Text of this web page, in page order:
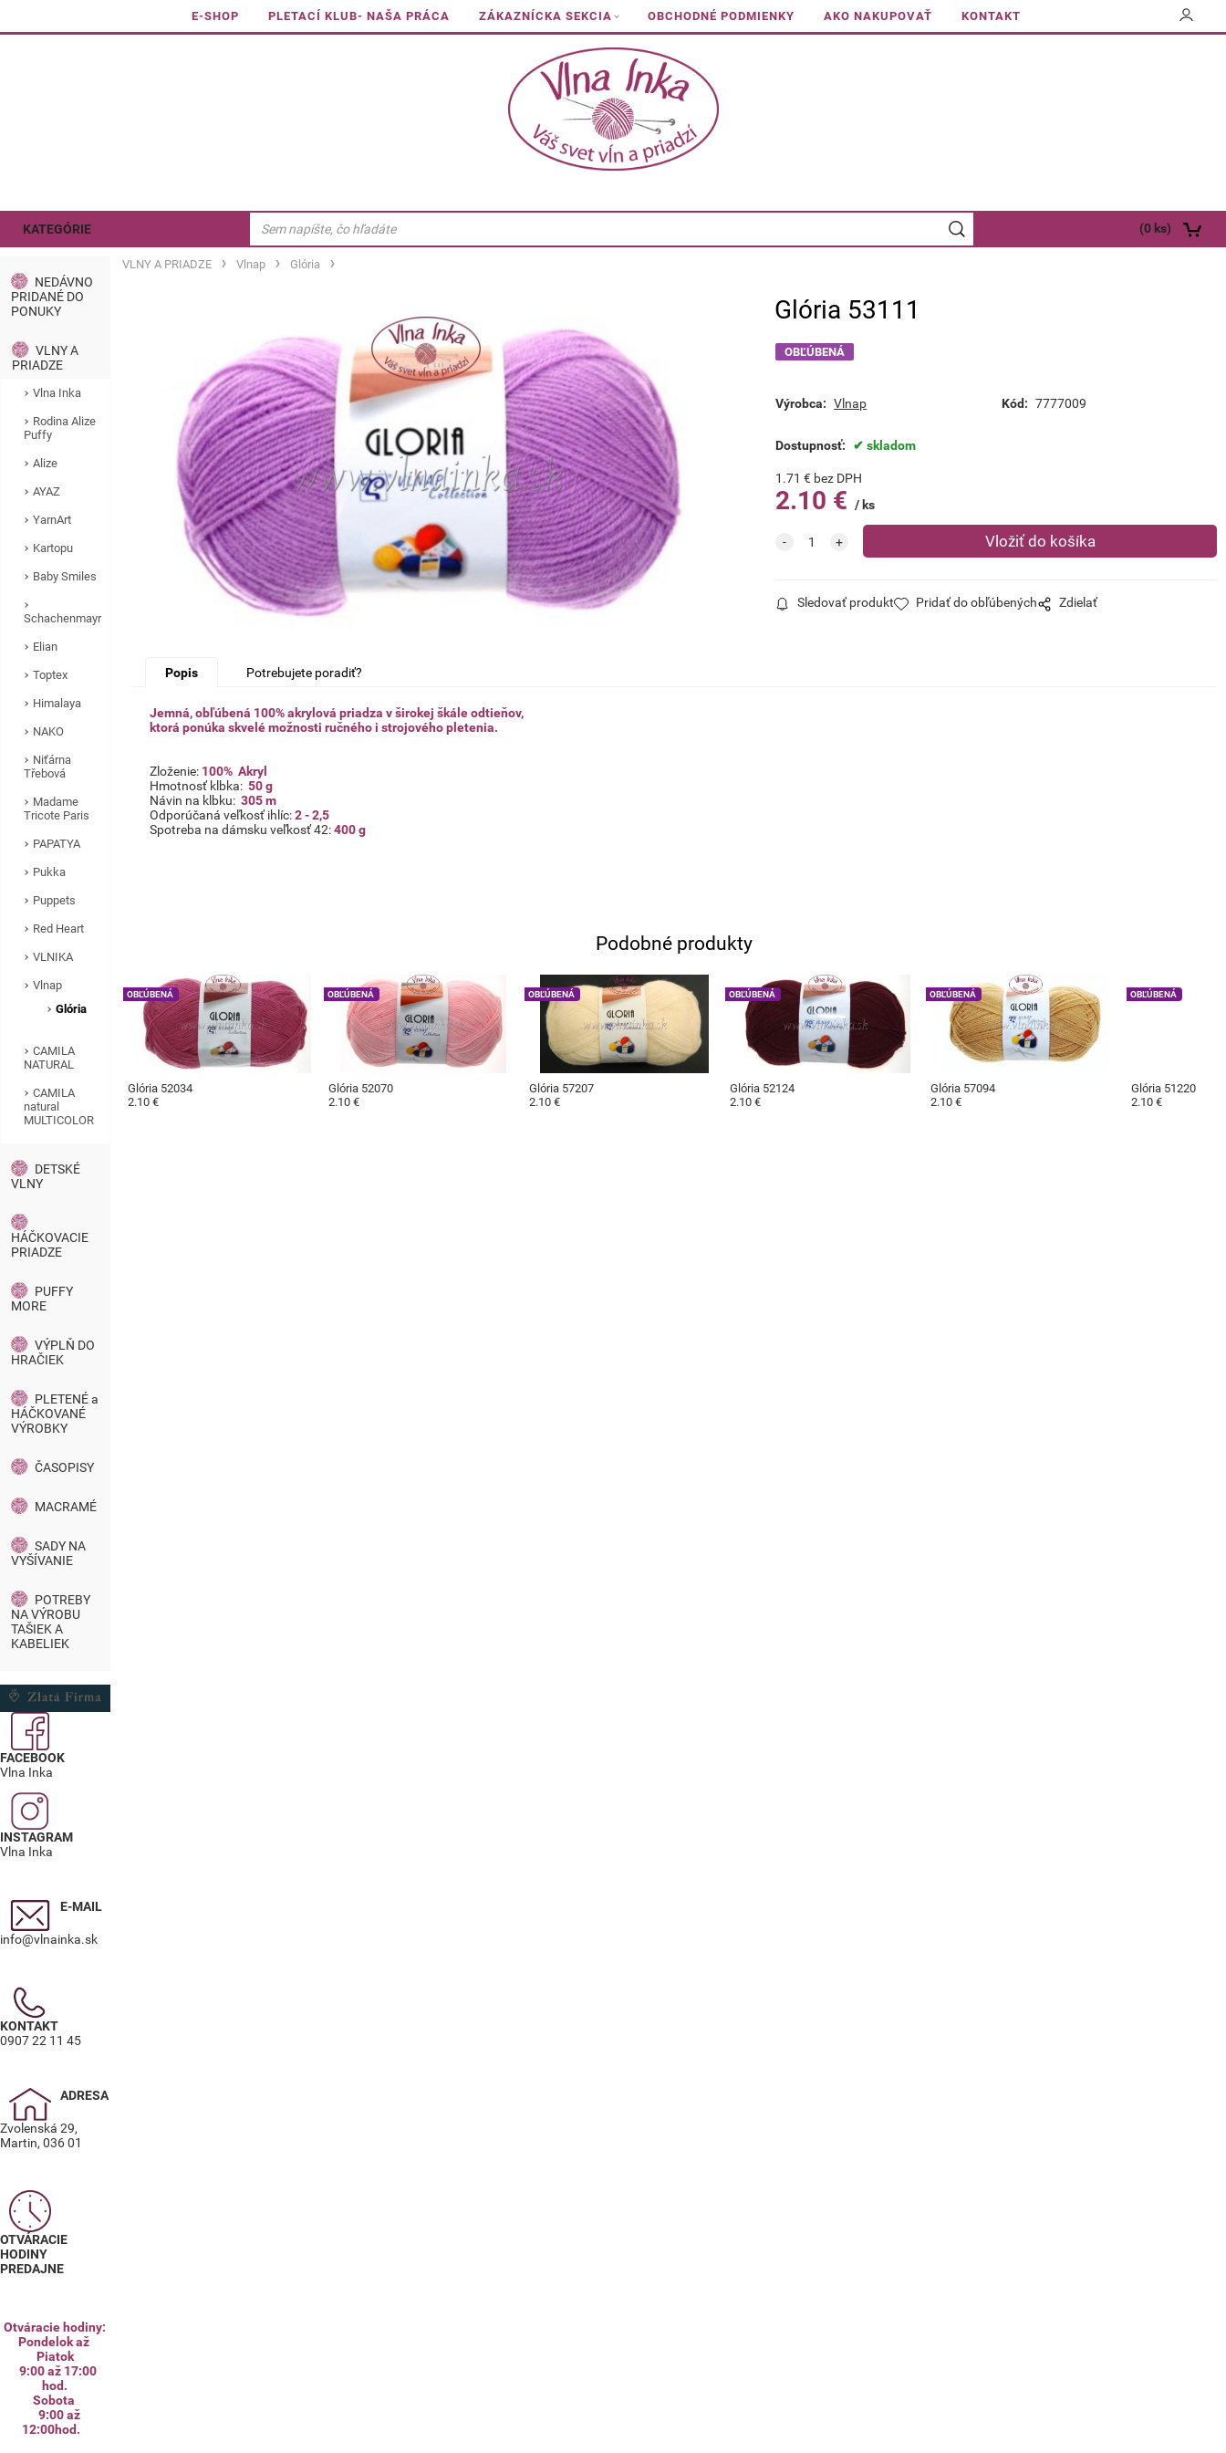
E-SHOP PLETACÍ KLUB- NAŠA PRÁCA ZÁKAZNÍCKA SEKCIA OBCHODNÉ PODMIENKY AKO NAKUPOVAŤ KONTAKT
KATEGÓRIE (0 ks)
NEDÁVNO
PRIDANÉ DO
PONUKY
VLNY A
PRIADZE
Vlna Inka
Rodina Alize
Puffy
Alize
AYAZ
YarnArt
Kartopu
Baby Smiles
Schachenmayr
Elian
Toptex
Himalaya
NAKO
Niťárna
Třebová
Madame
Tricote Paris
PAPATYA
Pukka
Puppets
Red Heart
VLNIKA
Vlnap
Glória
CAMILA
NATURAL
CAMILA
natural
MULTICOLOR
DETSKÉ
VLNY
HÁČKOVACIE
PRIADZE
PUFFY
MORE
VÝPLŇ DO
HRAČIEK
PLETENÉ a
HÁČKOVANÉ
VÝROBKY
ČASOPISY
MACRAMÉ
SADY NA
VYŠÍVANIE
POTREBY
NA VÝROBU
TAŠIEK A
KABELIEK
FACEBOOK
Vlna Inka
INSTAGRAM
Vlna Inka
E-MAIL
info@vlnainka.sk
KONTAKT
0907 22 11 45
ADRESA
Zvolenská 29,
Martin, 036 01
OTVÁRACIE
HODINY
PREDAJNE
Otváracie hodiny:
Pondelok až
Piatok
9:00 až 17:00
hod.
Sobota
9:00 až
12:00hod.
VLNY A PRIADZE Vlnap Glória
Glória 53111
OBĽÚBENÁ
Výrobca: Vlnap Kód: 7777009
Dostupnosť: skladom
1.71 € bez DPH
2.10 € ks
Sledovať produkt Pridať do obľúbených Zdielať
Popis Potrebujete poradiť?
Jemná, obľúbená 100% akrylová priadza v širokej škále odtieňov,
ktorá ponúka skvelé možnosti ručného i strojového pletenia.
Zloženie: 100% Akryl
Hmotnosť klbka: 50 g
Návin na klbku:305 m
Odporúčaná veľkosť ihlíc: 2 - 2,5
Spotreba na dámsku veľkosť 42: 400 g
Podobné produkty
Glória 52034
OBĽÚBENÁ
2.10 €
Glória 52070
OBĽÚBENÁ
2.10 €
Glória 57207
OBĽÚBENÁ
2.10 €
Glória 52124
OBĽÚBENÁ
2.10 €
Glória 57094
OBĽÚBENÁ
2.10 €
Glória 51220
OBĽÚBENÁ
2.10 €